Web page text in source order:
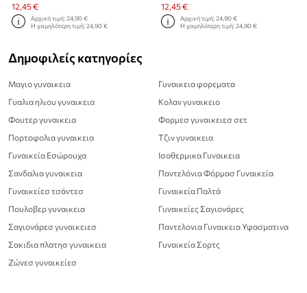
12,45 €
Αρχική τιμή:24,90 €
Η χαμηλότερη τιμή:24,90 €
12,45 €
Αρχική τιμή:24,90 €
Η χαμηλότερη τιμή:24,90 €
Δημοφιλείς κατηγορίες
Μαγιο γυναικεια
Γυαλια ηλιου γυναικεια
Φουτερ γυναικεια
Πορτοφολια γυναικεια
Γυναικεία Εσώρουχα
Σανδαλια γυναικεια
Γυναικείεσ τσάντεσ
Πουλοβερ γυναικεια
Σαγιονάρεσ γυναικειεσ
Σακιδια πλατησ γυναικεια
Ζώνεσ γυναικείεσ
Γυναικεια φορεματα
Κολαν γυναικειο
Φορμεσ γυναικειεσ σετ
Τζιν γυναικεια
Ισοθερμικα Γυναικεια
Παντελόνια Φόρμασ Γυναικεία
Γυναικεία Παλτά
Γυναικείες Σαγιονάρες
Παντελονια Γυναικεια Υφασματινα
Γυναικεία Σορτς